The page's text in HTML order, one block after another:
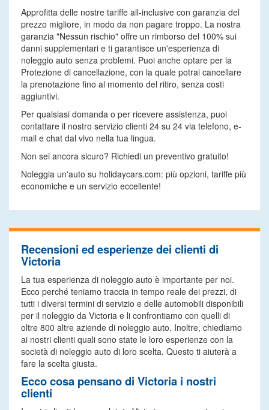
Approfitta delle nostre tariffe all-inclusive con garanzia del
prezzo migliore, in modo da non pagare troppo. La nostra
garanzia "Nessun rischio" offre un rimborso del 100% sui
danni supplementari e ti garantisce un'esperienza di
noleggio auto senza problemi. Puoi anche optare per la
Protezione di cancellazione, con la quale potrai cancellare
la prenotazione fino al momento del ritiro, senza costi
aggiuntivi.
Per qualsiasi domanda o per ricevere assistenza, puoi
contattare il nostro servizio clienti 24 su 24 via telefono, e-
mail e chat dal vivo nella tua lingua.
Non sei ancora sicuro? Richiedi un preventivo gratuito!
Noleggia un'auto su holidaycars.com: più opzioni, tariffe più
economiche e un servizio eccellente!
Recensioni ed esperienze dei clienti di
Victoria
La tua esperienza di noleggio auto è importante per noi.
Ecco perché teniamo traccia in tempo reale dei prezzi, di
tutti i diversi termini di servizio e delle automobili disponibili
per il noleggio da Victoria e li confrontiamo con quelli di
oltre 800 altre aziende di noleggio auto. Inoltre, chiediamo
ai nostri clienti quali sono state le loro esperienze con la
società di noleggio auto di loro scelta. Questo ti aiuterà a
fare la scelta giusta.
Ecco cosa pensano di Victoria i nostri
clienti